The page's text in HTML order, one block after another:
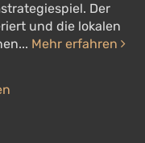
Der
und die lokalen
Mehr erfahren